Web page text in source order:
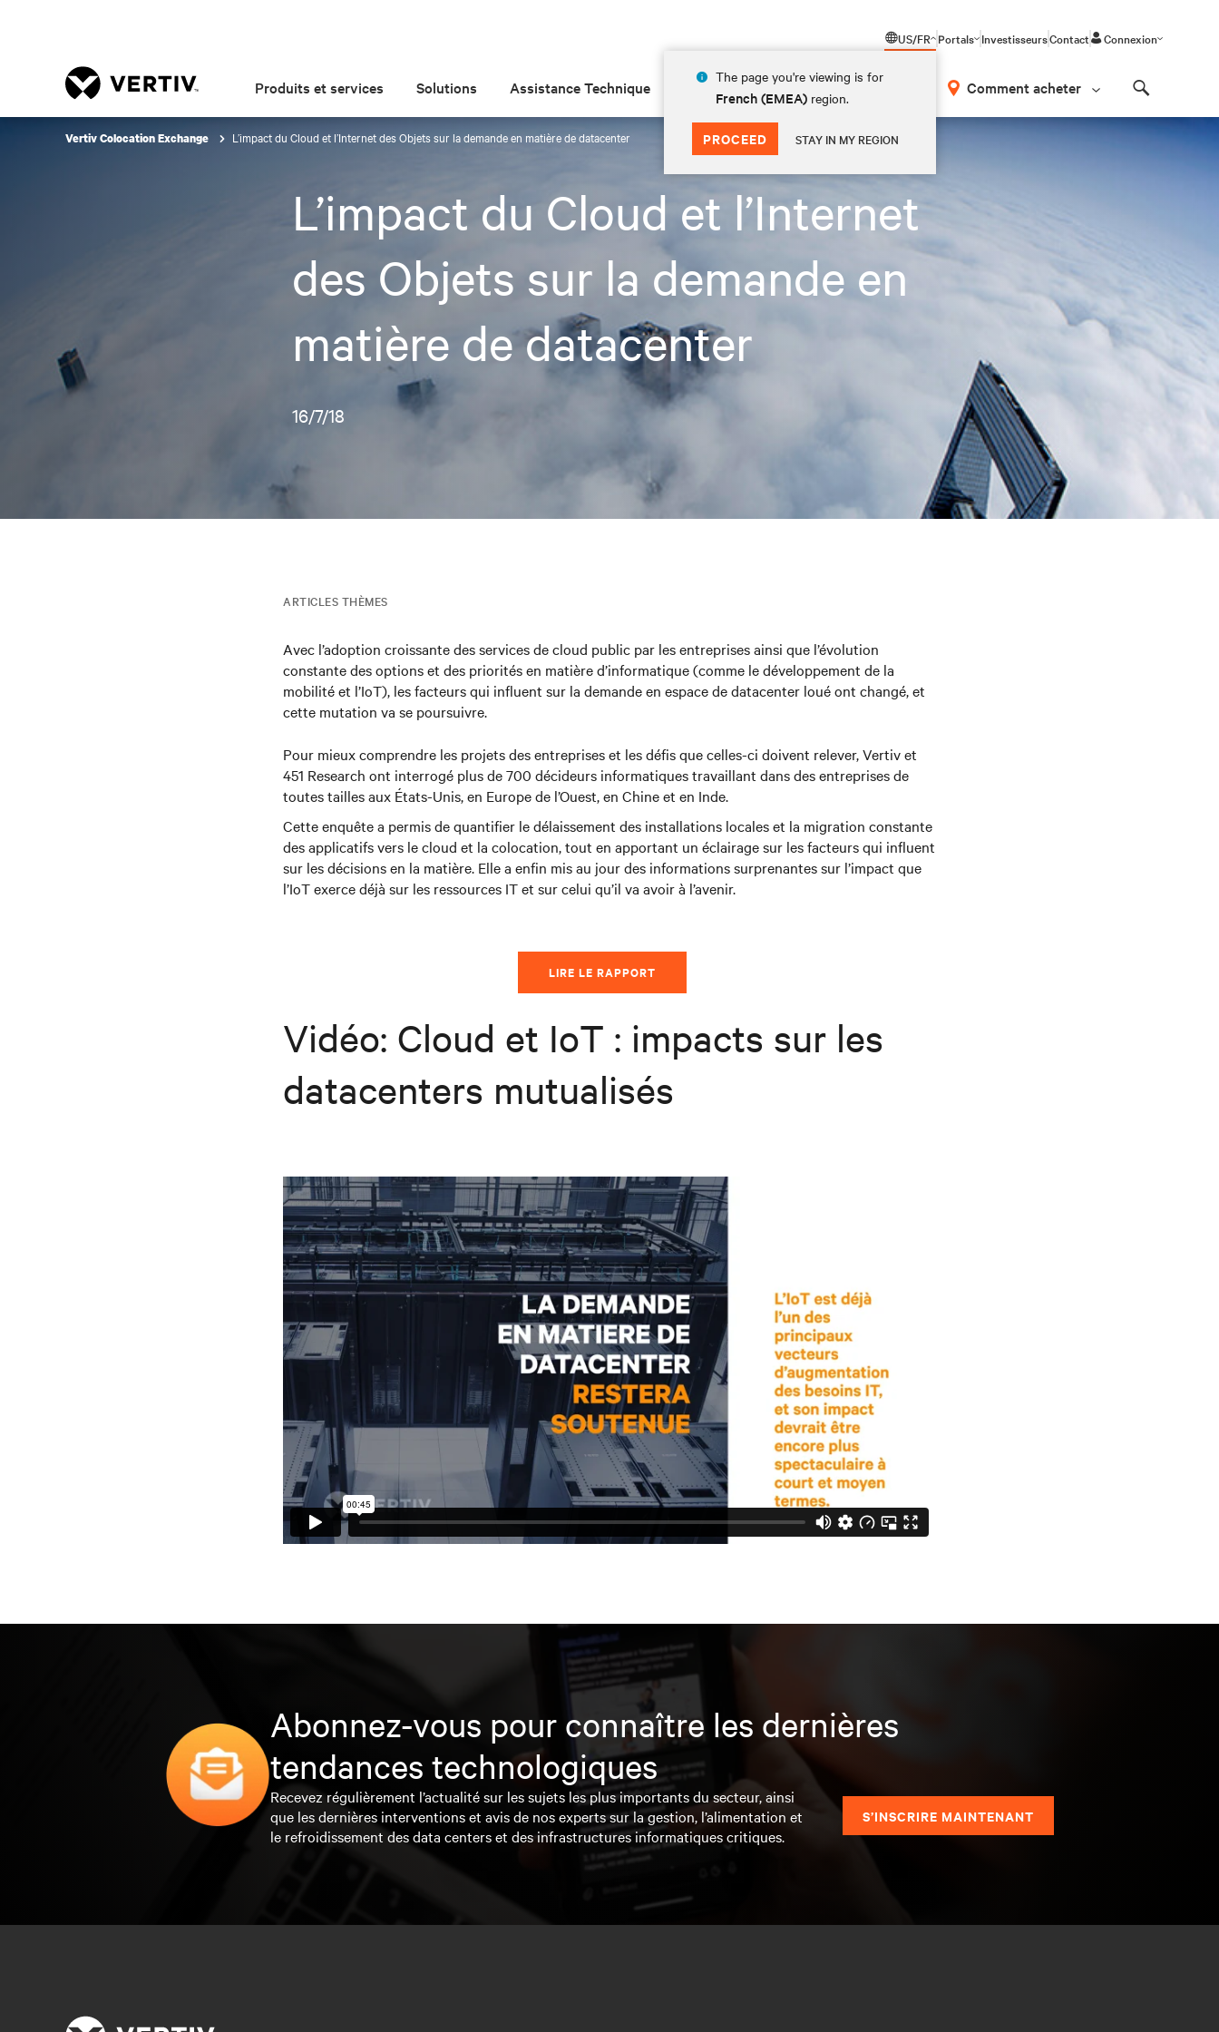
US/FR
The page you're viewing is for
French (EMEA) region.
PROCEED STAY IN MY REGION
Portals InvestisseursContact Connexion
Produits et services Solutions Assistance Technique Insights À propos Comment acheter
Vertiv Colocation Exchange L’impact du Cloud et l’Internet des Objets sur la demande en matière de datacenter
L’impact du Cloud et l’Internet
des Objets sur la demande en
matière de datacenter
16/7/18
ARTICLES THÈMES
Avec l’adoption croissante des services de cloud public par les entreprises ainsi que l’évolution
constante des options et des priorités en matière d’informatique (comme le développement de la
mobilité et l’IoT), les facteurs qui influent sur la demande en espace de datacenter loué ont changé, et
cette mutation va se poursuivre.
Pour mieux comprendre les projets des entreprises et les défis que celles-ci doivent relever, Vertiv et
451 Research ont interrogé plus de 700 décideurs informatiques travaillant dans des entreprises de
toutes tailles aux États-Unis, en Europe de l’Ouest, en Chine et en Inde.
Cette enquête a permis de quantifier le délaissement des installations locales et la migration constante
des applicatifs vers le cloud et la colocation, tout en apportant un éclairage sur les facteurs qui influent
sur les décisions en la matière. Elle a enfin mis au jour des informations surprenantes sur l’impact que
l’IoT exerce déjà sur les ressources IT et sur celui qu’il va avoir à l’avenir.
LIRE LE RAPPORT
Vidéo: Cloud et IoT : impacts sur les
datacenters mutualisés
Abonnez-vous pour connaître les dernières
tendances technologiques
Recevez régulièrement l’actualité sur les sujets les plus importants du secteur, ainsi
que les dernières interventions et avis de nos experts sur la gestion, l’alimentation et
le refroidissement des data centers et des infrastructures informatiques critiques.
S’INSCRIRE MAINTENANT